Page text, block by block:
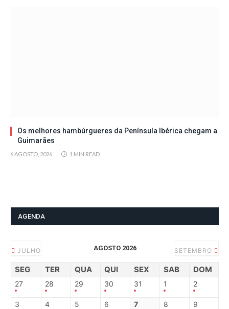
Os melhores hambúrgueres da Península Ibérica chegam a
Guimarães
6 AGOSTO, 2026 1 MIN READ
AGENDA
JULHO AGOSTO 2026 SETEMBRO
SEG TER QUA QUI SEX SAB DOM
27 28 29 30 31 1 2
3 4 5 6 7 8 9